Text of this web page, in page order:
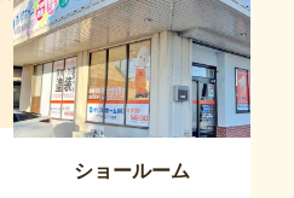
ショールーム